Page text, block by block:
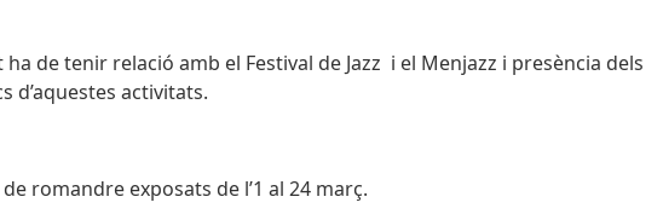
ha de tenir relació amb el Festival de Jazz i el Menjazz i presència dels
d’aquestes activitats.
romandre exposats de l’1 al 24 març.